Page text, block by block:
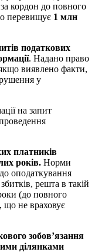
кордон до повного
перевищує 1 млн
податкових
. Надано право
виявлено факти,
у
на запит
платників
років. Норми
оподаткування
решта в такій
(до повного
не враховує
зобов’язання
ділянками